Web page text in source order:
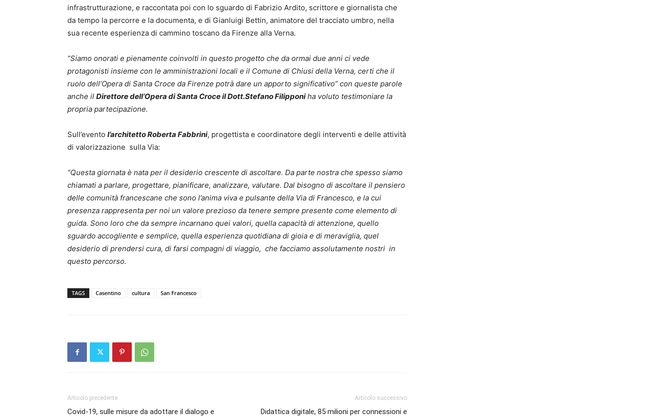
infrastrutturazione, e raccontata poi con lo sguardo di Fabrizio Ardito, scrittore e giornalista che
da tempo la percorre e la documenta, e di Gianluigi Bettin, animatore del tracciato umbro, nella
sua recente esperienza di cammino toscano da Firenze alla Verna.
“Siamo onorati e pienamente coinvolti in questo progetto che da ormai due anni ci vede
protagonisti insieme con le amministrazioni locali e il Comune di Chiusi della Verna, certi che il
ruolo dell’Opera di Santa Croce da Firenze potrà dare un apporto significativo” con queste parole
anche il Direttore dell’Opera di Santa Croce il Dott.Stefano Filipponiha voluto testimoniare la
propria partecipazione.
Sull’evento l’architetto Roberta Fabbrini, progettista e coordinatore degli interventi e delle attività
di valorizzazione sulla Via:
“Questa giornata è nata per il desiderio crescente di ascoltare. Da parte nostra che spesso siamo
chiamati a parlare, progettare, pianificare, analizzare, valutare. Dal bisogno di ascoltare il pensiero
delle comunità francescane che sono l’anima viva e pulsante della Via di Francesco, e la cui
presenza rappresenta per noi un valore prezioso da tenere sempre presente come elemento di
guida. Sono loro che da sempre incarnano quei valori, quella capacità di attenzione, quello
sguardo accogliente e semplice, quella esperienza quotidiana di gioia e di meraviglia, quel
desiderio di prendersi cura, di farsi compagni di viaggio, che facciamo assolutamente nostri in
questo percorso.
TAGS Casentino cultura San Francesco
Articolo precedente
Covid-19, sulle misure da adottare il dialogo e
Articolo successivo
Didattica digitale, 85 milioni per connessioni e